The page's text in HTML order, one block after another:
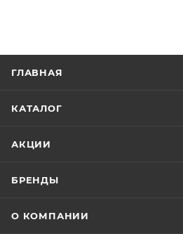
ГЛАВНАЯ
КАТАЛОГ
АКЦИИ
БРЕНДЫ
О КОМПАНИИ